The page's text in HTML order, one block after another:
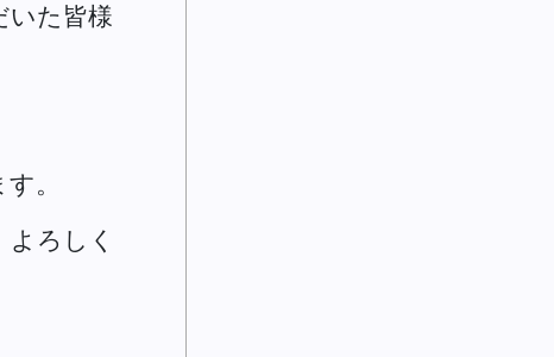
た皆様
。
ろしく